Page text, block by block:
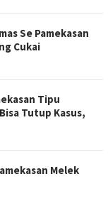
Se Pamekasan
Cukai
Tipu
Tutup Kasus,
Melek